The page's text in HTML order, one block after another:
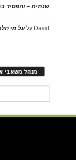
שנתית – והפסיד
David עלעל מי
מנהל משאבי